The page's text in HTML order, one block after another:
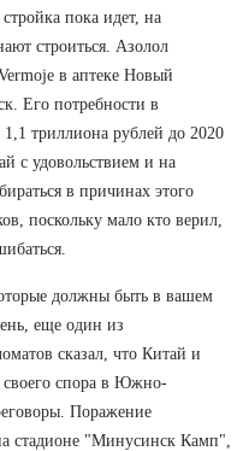
пока идет, на
строиться. Азолол
в аптеке Новый
Его потребности в
триллиона рублей до 2020
с удовольствием и на
в причинах этого
поскольку мало кто верил,
должны быть в вашем
еще один из
сказал, что Китай и
своего спора в Южно-
Поражение
стадионе "Минусинск Камп",